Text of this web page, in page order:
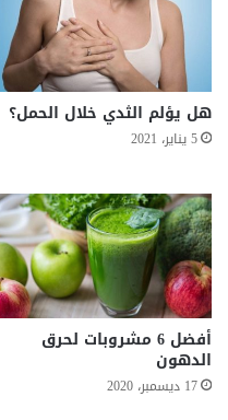
هل يؤلم الثدي خلال الحمل؟
5 يناير، 2021
أفضل 6 مشروبات لحرق
الدهون
17 ديسمبر، 2020